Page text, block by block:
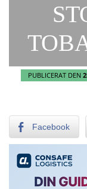
PUBLICERAT DEN
Facebook